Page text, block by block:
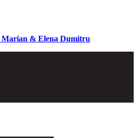
& Elena Dumitru